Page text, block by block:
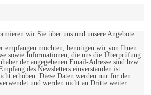
wir Sie über uns und unsere Angebote.
empfangen möchten, benötigen wir von Ihnen
sowie Informationen, die uns die Überprüfung
der angegebenen Email-Adresse sind bzw.
des Newsletters einverstanden ist.
erhoben. Diese Daten werden nur für den
und werden nicht an Dritte weiter